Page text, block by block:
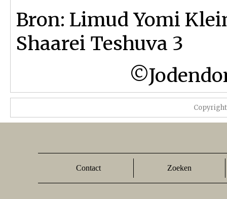
Bron: Limud Yomi
Shaarei Teshuva 3
Contact Zoeken